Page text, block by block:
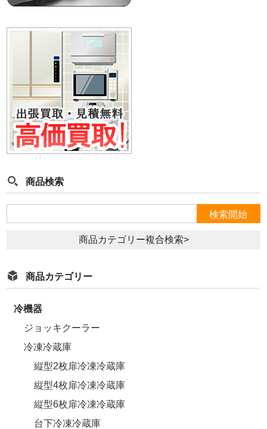
商品検索
商品カテゴリー複合検索>
商品カテゴリー
冷機器
ジョッキクーラー
冷凍冷蔵庫
縦型2枚扉冷凍冷蔵庫
縦型4枚扉冷凍冷蔵庫
縦型6枚扉冷凍冷蔵庫
台下冷凍冷蔵庫